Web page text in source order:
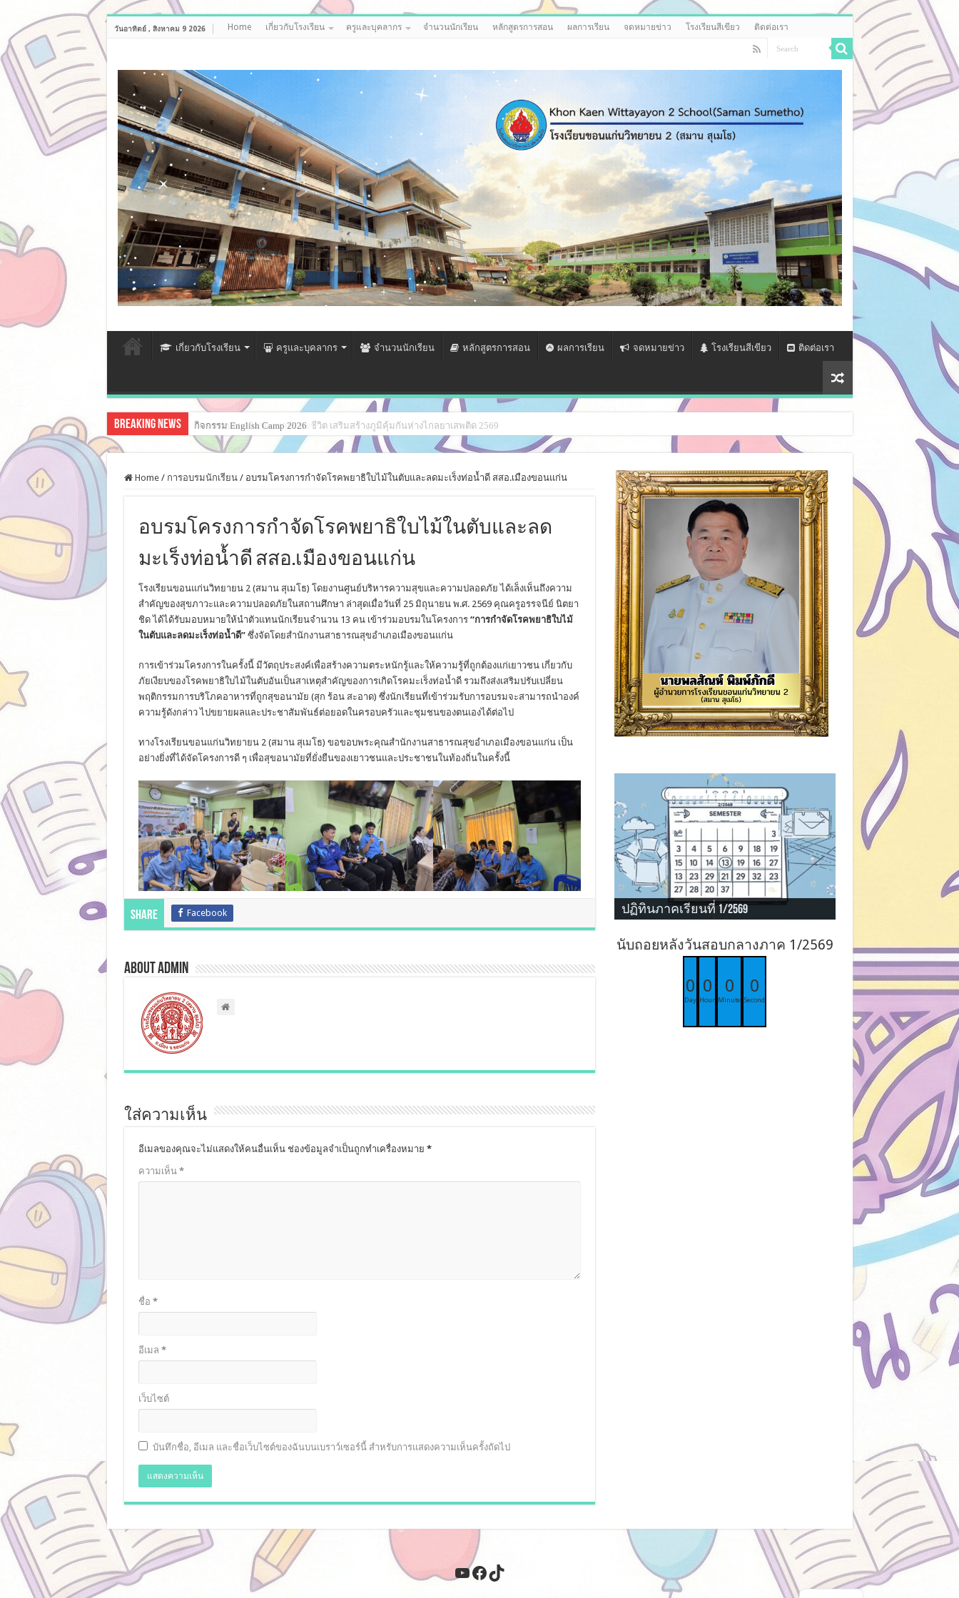
วันอาทิตย์ , สิงหาคม 9 2026 Home เกี่ยวกับโรงเรียน ครูและบุคลากร จำนวนนักเรียน หลักสูตรการสอน ผลการเรียน จดหมายข่าว โรงเรียนสีเขียว ติดต่อเรา
เกี่ยวกับโรงเรียน ครูและบุคลากร จำนวนนักเรียน หลักสูตรการสอน ผลการเรียน จดหมายข่าว โรงเรียนสีเขียว ติดต่อเรา
Breaking News โครงการส่งเสริมพัฒนาทักษะชีวิต เสริมสร้างภูมิคุ้มกันห่างไกลยาเสพติด 2569
Home / การอบรมนักเรียน / อบรมโครงการกำจัดโรคพยาธิใบไม้ในตับและลดมะเร็งท่อน้ำดี สสอ.เมืองขอนแก่น
อบรมโครงการกำจัดโรคพยาธิใบไม้ในตับและลด
มะเร็งท่อน้ำดี สสอ.เมืองขอนแก่น
โรงเรียนขอนแก่นวิทยายน 2 (สมาน สุเมโธ) โดยงานศูนย์บริหารความสุขและความปลอดภัย ได้เล็งเห็นถึงความ
สำคัญของสุขภาวะและความปลอดภัยในสถานศึกษา ล่าสุดเมื่อวันที่ 25 มิถุนายน พ.ศ. 2569 คุณครูอรรจนีย์ นิตยา
ชิด ได้ได้รับมอบหมายให้นำตัวแทนนักเรียนจำนวน 13 คน เข้าร่วมอบรมในโครงการ “การกำจัดโรคพยาธิใบไม้
ในตับและลดมะเร็งท่อน้ำดี”ซึ่งจัดโดยสำนักงานสาธารณสุขอำเภอเมืองขอนแก่น
การเข้าร่วมโครงการในครั้งนี้ มีวัตถุประสงค์เพื่อสร้างความตระหนักรู้และให้ความรู้ที่ถูกต้องแก่เยาวชน เกี่ยวกับ
ภัยเงียบของโรคพยาธิใบไม้ในตับอันเป็นสาเหตุสำคัญของการเกิดโรคมะเร็งท่อน้ำดี รวมถึงส่งเสริมปรับเปลี่ยน
พฤติกรรมการบริโภคอาหารที่ถูกสุขอนามัย (สุก ร้อน สะอาด) ซึ่งนักเรียนที่เข้าร่วมรับการอบรมจะสามารถนำองค์
ความรู้ดังกล่าว ไปขยายผลและประชาสัมพันธ์ต่อยอดในครอบครัวและชุมชนของตนเองได้ต่อไป
ทางโรงเรียนขอนแก่นวิทยายน 2 (สมาน สุเมโธ) ขอขอบพระคุณสำนักงานสาธารณสุขอำเภอเมืองขอนแก่น เป็น
อย่างยิ่งที่ได้จัดโครงการดี ๆ เพื่อสุขอนามัยที่ยั่งยืนของเยาวชนและประชาชนในท้องถิ่นในครั้งนี้
Share Facebook
About admin
ใส่ความเห็น
อีเมลของคุณจะไม่แสดงให้คนอื่นเห็น ช่องข้อมูลจำเป็นถูกทำเครื่องหมาย *
ความเห็น *
ชื่อ *
อีเมล *
เว็บไซต์
บันทึกชื่อ, อีเมล และชื่อเว็บไซต์ของฉันบนเบราว์เซอร์นี้ สำหรับการแสดงความเห็นครั้งถัดไป
ปฏิทินภาคเรียนที่ 1/2569
นับถอยหลังวันสอบกลางภาค 1/2569
0
Day
0
Hour
0
Minute
0
Second
YouTube
Facebook
TikTok